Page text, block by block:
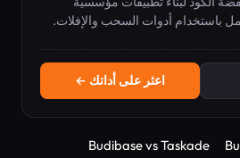
باستخدام أدوات السحب والإفلات.
اعثر على أداتك ←
Budibase vs Taskade